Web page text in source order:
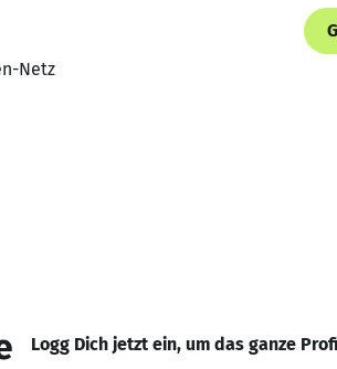
Netz
Logg Dich jetzt ein, um das ganze